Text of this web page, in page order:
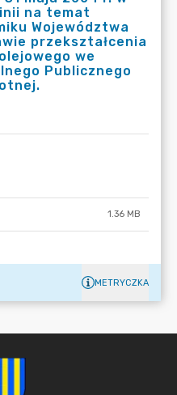
na temat
Województwa
przekształcenia
we
Publicznego
1.36 MB
METRYCZKA